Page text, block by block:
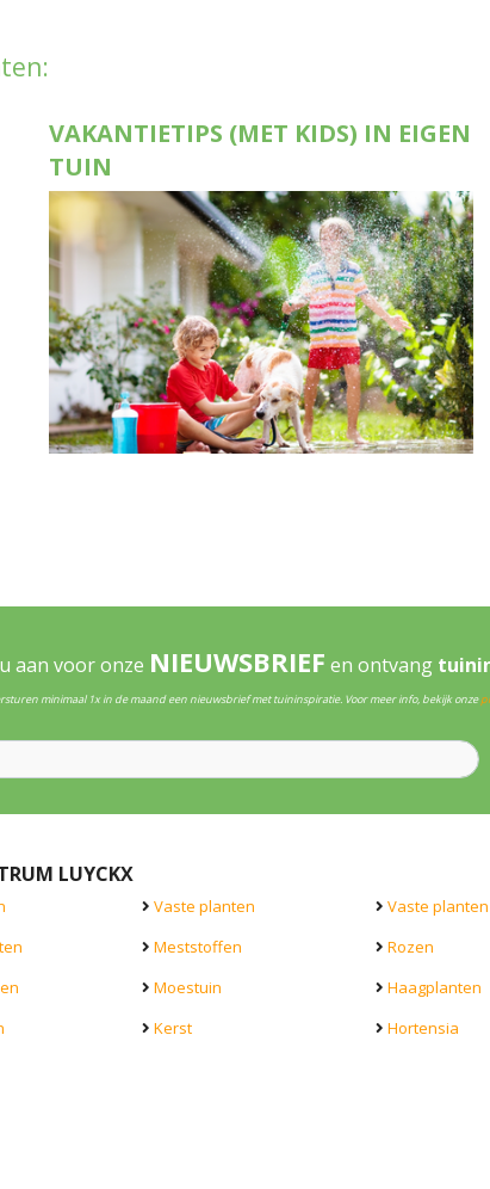
VAKANTIETIPS (MET KIDS) IN EIGEN
TUIN
aan voor onze NIEUWSBRIEF en ontvang
minimaal 1x in de maand een nieuwsbrief met tuininspiratie. Voor meer info, bekijk onze
LUYCKX
Vaste planten
Meststoffen
Moestuin
Kerst
Vaste
Rozen
Haagplanten
Hortensia